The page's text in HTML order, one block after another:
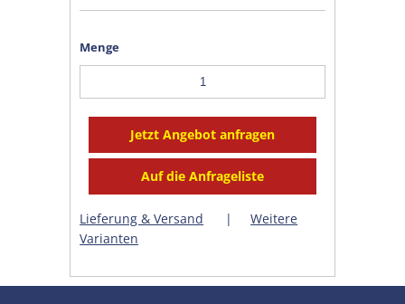
Menge
Lieferung & Versand |
Weitere
Varianten